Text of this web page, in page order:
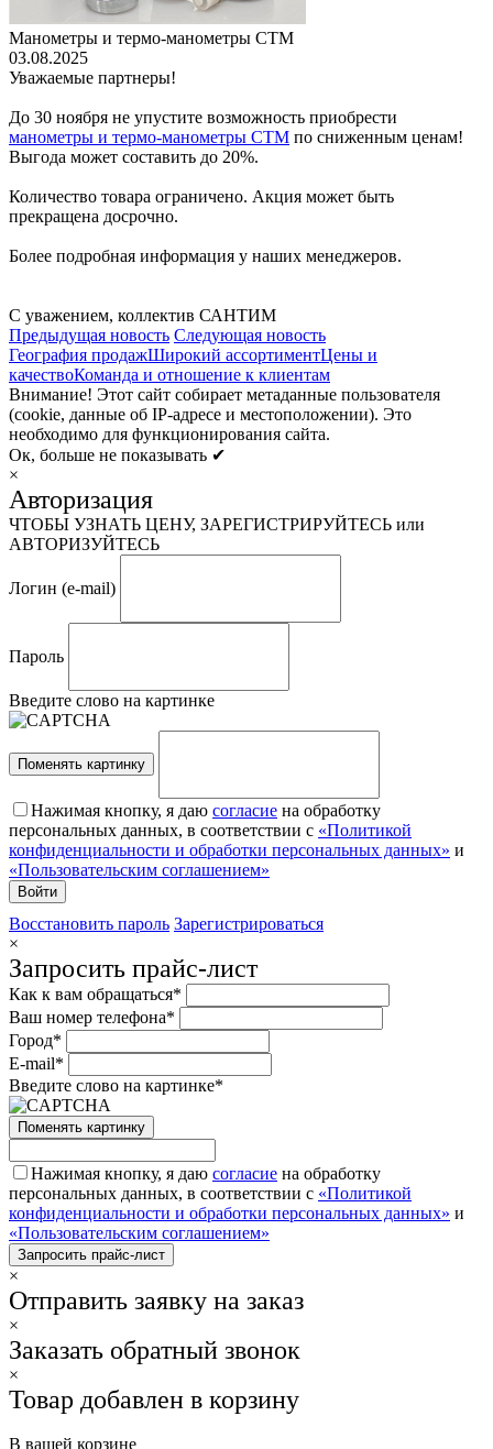
Манометры и термо-манометры СТМ
03.08.2025
Уважаемые партнеры!
До 30 ноября не упустите возможность приобрести
манометры и термо-манометры СТМ по сниженным ценам!
Выгода может составить до 20%.
Количество товара ограничено. Акция может быть
прекращена досрочно.
Более подробная информация у наших менеджеров.
С уважением, коллектив САНТИМ
Предыдущая новость Следующая новость
География продажШирокий ассортиментЦены и
качествоКоманда и отношение к клиентам
Внимание! Этот сайт собирает метаданные пользователя
(cookie, данные об IP-адресе и местоположении). Это
необходимо для функционирования сайта.
Ок, больше не показывать ✔
×
Авторизация
ЧТОБЫ УЗНАТЬ ЦЕНУ, ЗАРЕГИСТРИРУЙТЕСЬ или
АВТОРИЗУЙТЕСЬ
Логин (e-mail)
Пароль
Введите слово на картинке
Поменять картинку
Нажимая кнопку, я даю согласие на обработку
персональных данных, в соответствии с «Политикой
конфиденциальности и обработки персональных данных» и
«Пользовательским соглашением»
Восстановить пароль Зарегистрироваться
×
Запросить прайс-лист
Как к вам обращаться*
Ваш номер телефона*
Город*
E-mail*
Введите слово на картинке*
Поменять картинку
Нажимая кнопку, я даю согласие на обработку
персональных данных, в соответствии с «Политикой
конфиденциальности и обработки персональных данных» и
«Пользовательским соглашением»
×
Отправить заявку на заказ
×
Заказать обратный звонок
×
Товар добавлен в корзину
В вашей корзине